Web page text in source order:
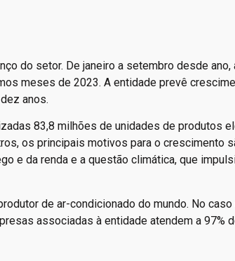
do setor. De janeiro a setembro desde ano,
meses de 2023. A entidade prevê
anos.
83,8 milhões de unidades de produtos
os principais motivos para o crescimento
e da renda e a questão climática, que
de ar-condicionado do mundo. No caso
associadas à entidade atendem a 97%